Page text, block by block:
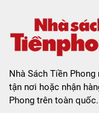
Nhà Sách Tiền
tận nơi hoặc nhận
Phong trên toàn quốc.